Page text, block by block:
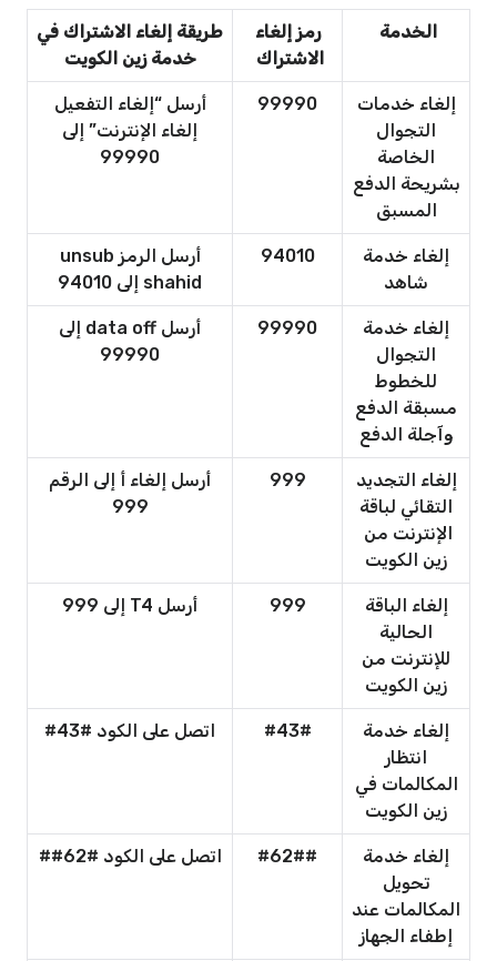
الخدمة
رمز إلغاء
الاشتراك
طريقة إلغاء الاشتراك في
خدمة زين الكويت
إلغاء خدمات
التجوال
الخاصة
بشريحة الدفع
المسبق
99990
أرسل “إلغاء التفعيل
إلغاء الإنترنت” إلى
99990
إلغاء خدمة
شاهد
94010
أرسل الرمز unsub
shahid إلى 94010
إلغاء خدمة
التجوال
للخطوط
مسبقة الدفع
وآجلة الدفع
99990
أرسل data off إلى
99990
إلغاء التجديد
التقائي لباقة
الإنترنت من
زين الكويت
999
أرسل إلغاء أ إلى الرقم
999
إلغاء الباقة
الحالية
للإنترنت من
زين الكويت
999 أرسل T4 إلى 999
إلغاء خدمة
انتظار
المكالمات في
زين الكويت
#43# اتصل على الكود #43#
إلغاء خدمة
تحويل
المكالمات عند
إطفاء الجهاز
#62## اتصل على الكود #62##